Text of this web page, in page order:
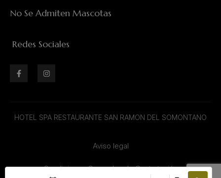
No Se Admiten Mascotas
Redes Sociales
HOTEL SPA RESTAURANTE SAN RAMON DEL SOMONTANO
Aviso legal
Condiciones Generales de Contratación